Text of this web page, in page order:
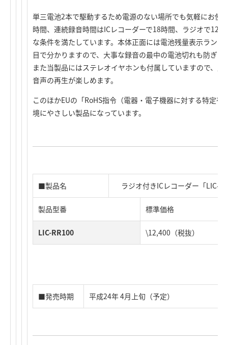
単三電池2本で駆動するため電源のない場所でも気軽にお使
時間、連続録音時間はICレコーダーで18時間、ラジオで12
な条件を満たしています。本体正面には電池残量表示ラン
目で分かりますので、大事な録音の最中の電池切れも防ぎま
また当製品にはステレオイヤホンも付属していますので、
音声の再生が楽しめます。
このほかEUの「RoHS指令（電器・電子機器に対する特定
境にやさしい製品になっています。
■製品名 ラジオ付きICレコーダー「LIC-
製品型番 標準価格
LIC-RR100 \12,400（税抜）
■発売時期 平成24年 4月上旬（予定）